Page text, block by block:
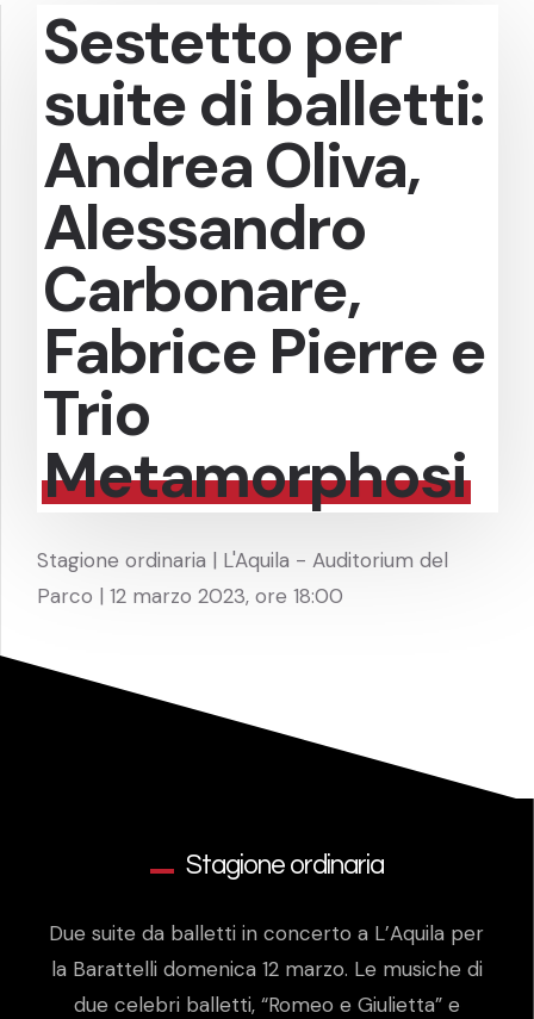
Sestetto per
suite di balletti:
Andrea Oliva,
Alessandro
Carbonare,
Fabrice Pierre e
Trio
Metamorphosi
Stagione ordinaria | L'Aquila - Auditorium del
Parco | 12 marzo 2023, ore 18:00
Stagione ordinaria
Due suite da balletti in concerto a L’Aquila per
la Barattelli domenica 12 marzo. Le musiche di
due celebri balletti, “Romeo e Giulietta” e